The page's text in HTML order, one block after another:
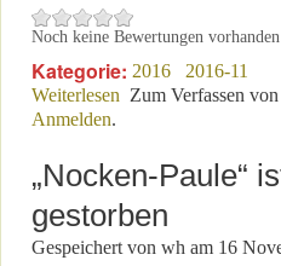
Noch keine Bewertungen vorhanden
Kategorie: 2016
2016-11
Weiterlesen über 21.
Zum Verfassen
Anmelden.
„Nocken-Paule“
gestorben
Gespeichert von wh am 16